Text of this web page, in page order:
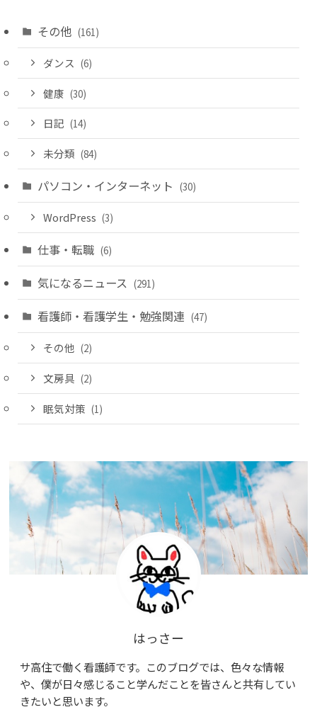
その他 (161)
ダンス (6)
健康 (30)
日記 (14)
未分類 (84)
パソコン・インターネット (30)
WordPress (3)
仕事・転職 (6)
気になるニュース (291)
看護師・看護学生・勉強関連 (47)
その他 (2)
文房具 (2)
眠気対策 (1)
はっさー
サ高住で働く看護師です。このブログでは、色々な情報
や、僕が日々感じること学んだことを皆さんと共有してい
きたいと思います。